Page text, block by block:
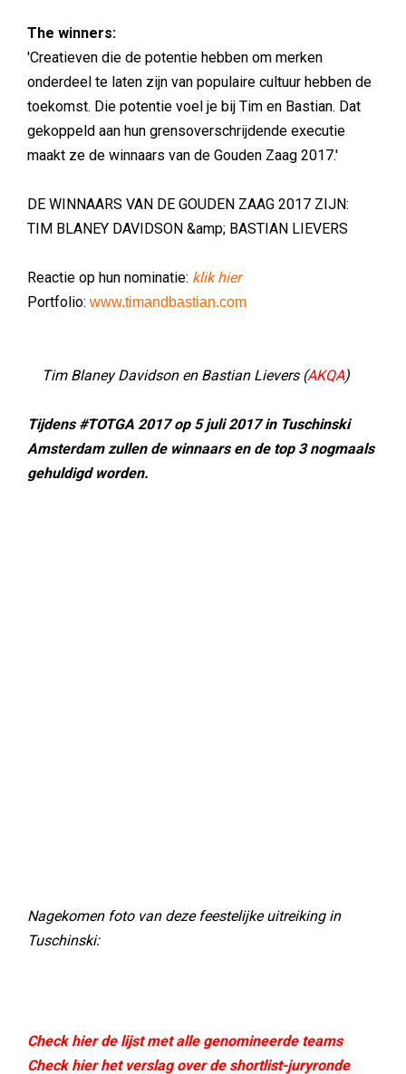
The winners:
'Creatieven die de potentie hebben om merken
onderdeel te laten zijn van populaire cultuur hebben de
toekomst. Die potentie voel je bij Tim en Bastian. Dat
gekoppeld aan hun grensoverschrijdende executie
maakt ze de winnaars van de Gouden Zaag 2017.'
DE WINNAARS VAN DE GOUDEN ZAAG 2017 ZIJN:
TIM BLANEY DAVIDSON &amp; BASTIAN LIEVERS
Reactie op hun nominatie: klik hier
Portfolio: www.timandbastian.com
Tim Blaney Davidson en Bastian Lievers (AKQA)
Tijdens #TOTGA 2017 op 5 juli 2017 in Tuschinski
Amsterdam zullen de winnaars en de top 3 nogmaals
gehuldigd worden.
Nagekomen foto van deze feestelijke uitreiking in
Tuschinski:
Check hier de lijst met alle genomineerde teams
Check hier het verslag over de shortlist-juryronde